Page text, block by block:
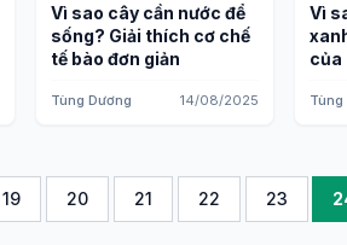
Vì sao cây cần nước để
sống? Giải thích cơ chế
tế bào đơn giản
Tùng Dương 14/08/2025
Vì
của
Tùng
19 20 21 22 23